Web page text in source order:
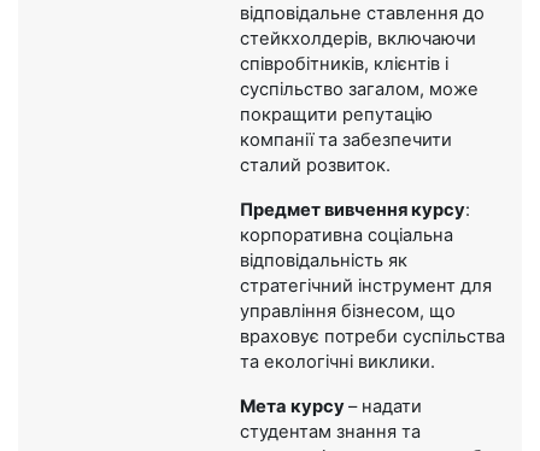
відповідальне ставлення до
стейкхолдерів, включаючи
співробітників, клієнтів і
суспільство загалом, може
покращити репутацію
компанії та забезпечити
сталий розвиток.
Предмет вивчення курсу:
корпоративна соціальна
відповідальність як
стратегічний інструмент для
управління бізнесом, що
враховує потреби суспільства
та екологічні виклики.
Мета курсу– надати
студентам знання та